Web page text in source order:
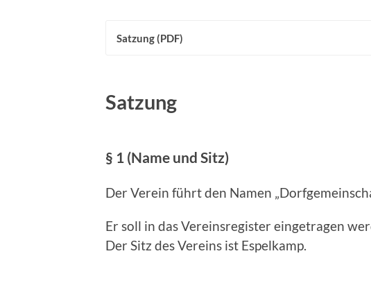
Satzung (PDF)
Satzung
§ 1 (Name und Sitz)
Der Verein führt den Namen
Er soll in das Vereinsregister eingetragen
Der Sitz des Vereins ist Espelkamp.